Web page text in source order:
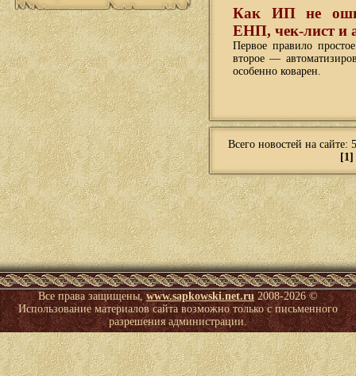
Как ИП не
ЕНП, чек-лист и
Первое правило
второе —
особенно коварен.
Всего новостей на
[1]
Все права защищены,www.sapkowski.net.ru2008-2026 ©
Использование материалов сайта возможно только с письменного
разрешения администрации.